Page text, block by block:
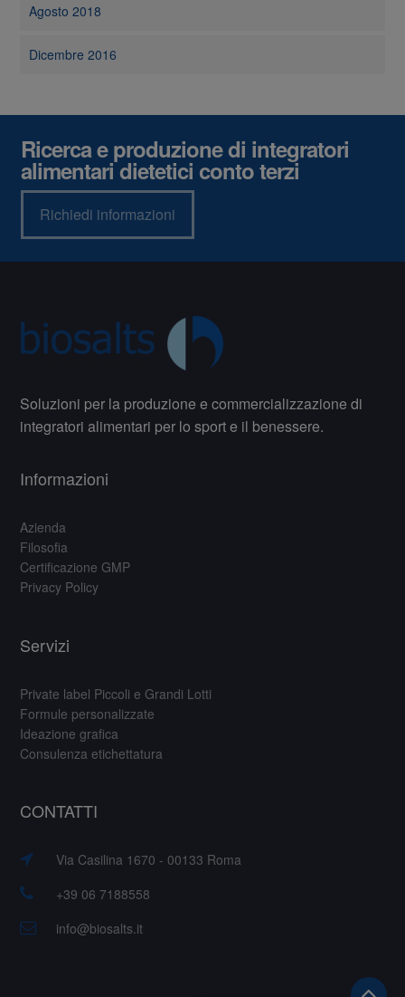
Agosto 2018
Dicembre 2016
Ricerca e produzione di integratori
alimentari dietetici conto terzi
Richiedi informazioni
Soluzioni per la produzione e commercializzazione di
integratori alimentari per lo sport e il benessere.
Informazioni
Azienda
Filosofia
Certificazione GMP
Privacy Policy
Servizi
Private label Piccoli e Grandi Lotti
Formule personalizzate
Ideazione grafica
Consulenza etichettatura
CONTATTI
Via Casilina 1670 - 00133 Roma
+39 06 7188558
info@biosalts.it